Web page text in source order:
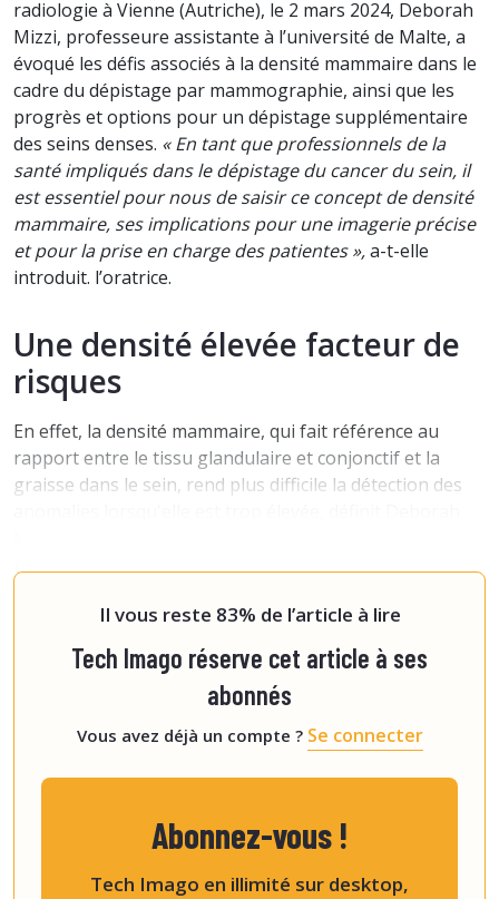
radiologie à Vienne (Autriche), le 2 mars 2024, Deborah
Mizzi, professeure assistante à l’université de Malte, a
évoqué les défis associés à la densité mammaire dans le
cadre du dépistage par mammographie, ainsi que les
progrès et options pour un dépistage supplémentaire
des seins denses. « En tant que professionnels de la
santé impliqués dans le dépistage du cancer du sein, il
est essentiel pour nous de saisir ce concept de densité
mammaire, ses implications pour une imagerie précise
et pour la prise en charge des patientes »,a-t-elle
introduit. l’oratrice.
Une densité élevée facteur de
risques
En effet, la densité mammaire, qui fait référence au
rapport entre le tissu glandulaire et conjonctif et la
graisse dans le sein, rend plus difficile la détection des
tissus est un facteur qui augmente le risque de cancer
Il vous reste 83% de l’article à lire
Tech Imago réserve cet article à ses
abonnés
Vous avez déjà un compte ? Se connecter
Abonnez-vous !
Tech Imago en illimité sur desktop,